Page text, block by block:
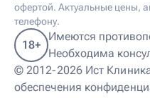
Детский травматолог-ортопед
Детский физиотерапевт
Детский эндокринолог
Диабетолог
Диетолог
И
Иглорефлексотерапевт
офертой. Актуальные цены,
телефону.
© 2012-2026 Ист
обеспечения
Имеются
Необходима
18+